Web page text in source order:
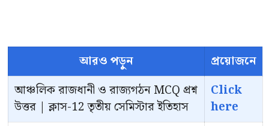
আরও পড়ুন
প্রয়োজনে
আঞ্চলিক রাজধানী ও রাজ্যগঠন MCQ প্রশ্ন
উত্তর | ক্লাস-12 তৃতীয় সেমিস্টার ইতিহাস
Click
here